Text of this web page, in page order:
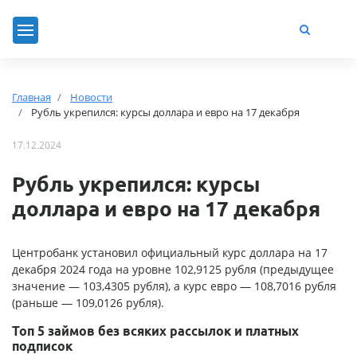
Главная
Новости
Рубль укрепился: курсы доллара и евро на 17 декабря
17.12.2024
Рубль укрепился: курсы
доллара и евро на 17 декабря
Центробанк установил официальный курс доллара на 17
декабря 2024 года на уровне 102,9125 рубля (предыдущее
значение — 103,4305 рубля), а курс евро — 108,7016 рубля
(раньше — 109,0126 рубля).
Топ 5 займов без всяких рассылок и платных
подписок